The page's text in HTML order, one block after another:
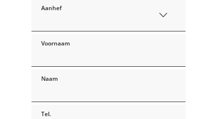
Aanhef
Voornaam
Naam
Tel.